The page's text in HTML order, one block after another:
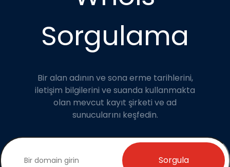
Sorgulama
Bir alan adının ve sona erme tarihlerini,
iletişim bilgilerini ve suanda kullanmakta
olan mevcut kayıt şirketi ve ad
sunucularını keşfedin.
Sorgula